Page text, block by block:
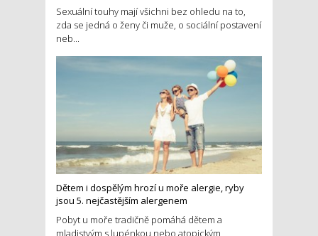
Sexuální touhy mají všichni bez ohledu na to,
zda se jedná o ženy či muže, o sociální postavení
neb...
Dětem i dospělým hrozí u moře alergie, ryby
jsou 5. nejčastějším alergenem
Pobyt u moře tradičně pomáhá dětem a